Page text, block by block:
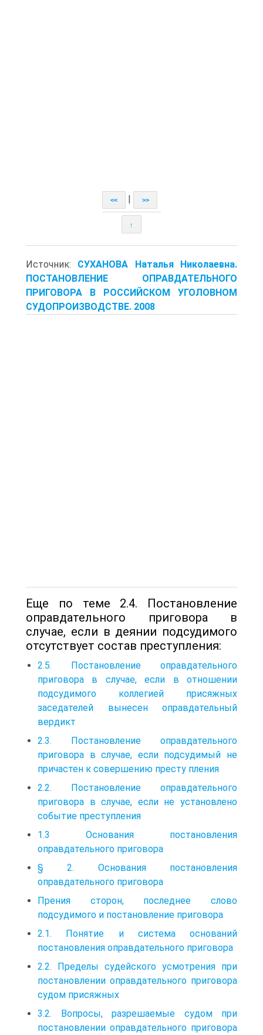
<< >>
↑
Источник: СУХАНОВА Наталья Николаевна.
ПОСТАНОВЛЕНИЕ ОПРАВДАТЕЛЬНОГО
ПРИГОВОРА В РОССИЙСКОМ УГОЛОВНОМ
СУДОПРОИЗВОДСТВЕ. 2008
Еще по теме 2.4. Постановление
оправдательного приговора в
случае, если в деянии подсудимого
отсутствует состав преступления:
2.5. Постановление оправдательного
приговора в случае, если в отношении
подсудимого коллегией присяжных
заседателей вынесен оправдательный
вердикт
2.3. Постановление оправдательного
приговора в случае, если подсудимый не
причастен к совершению престу пления
2.2. Постановление оправдательного
приговора в случае, если не установлено
событие преступления
1.3 Основания постановления
оправдательного приговора
§ 2. Основания постановления
оправдательного приговора
Прения сторон, последнее слово
подсудимого и постановление приговора
2.1. Понятие и система оснований
постановления оправдательного приговора
2.2. Пределы судейского усмотрения при
постановлении оправдательного приговора
судом присяжных
3.2. Вопросы, разрешаемые судом при
постановлении оправдательного приговора